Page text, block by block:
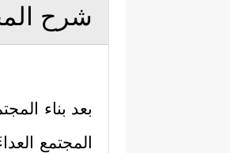
شرح
بعد بناء
المجتمع